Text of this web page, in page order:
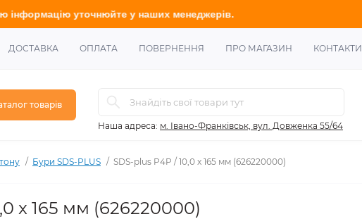
уточнюйтеу наших менеджерів.
ДОСТАВКА ОПЛАТА ПОВЕРНЕННЯ ПРО МАГАЗИН КОНТАКТИ
товарів
Наша адреса: м. Івано-Франківськ, вул. Довженка 55/64
Бури SDS-PLUS SDS-plus P4P / 10,0 x 165 мм (626220000)
x 165 мм (626220000)